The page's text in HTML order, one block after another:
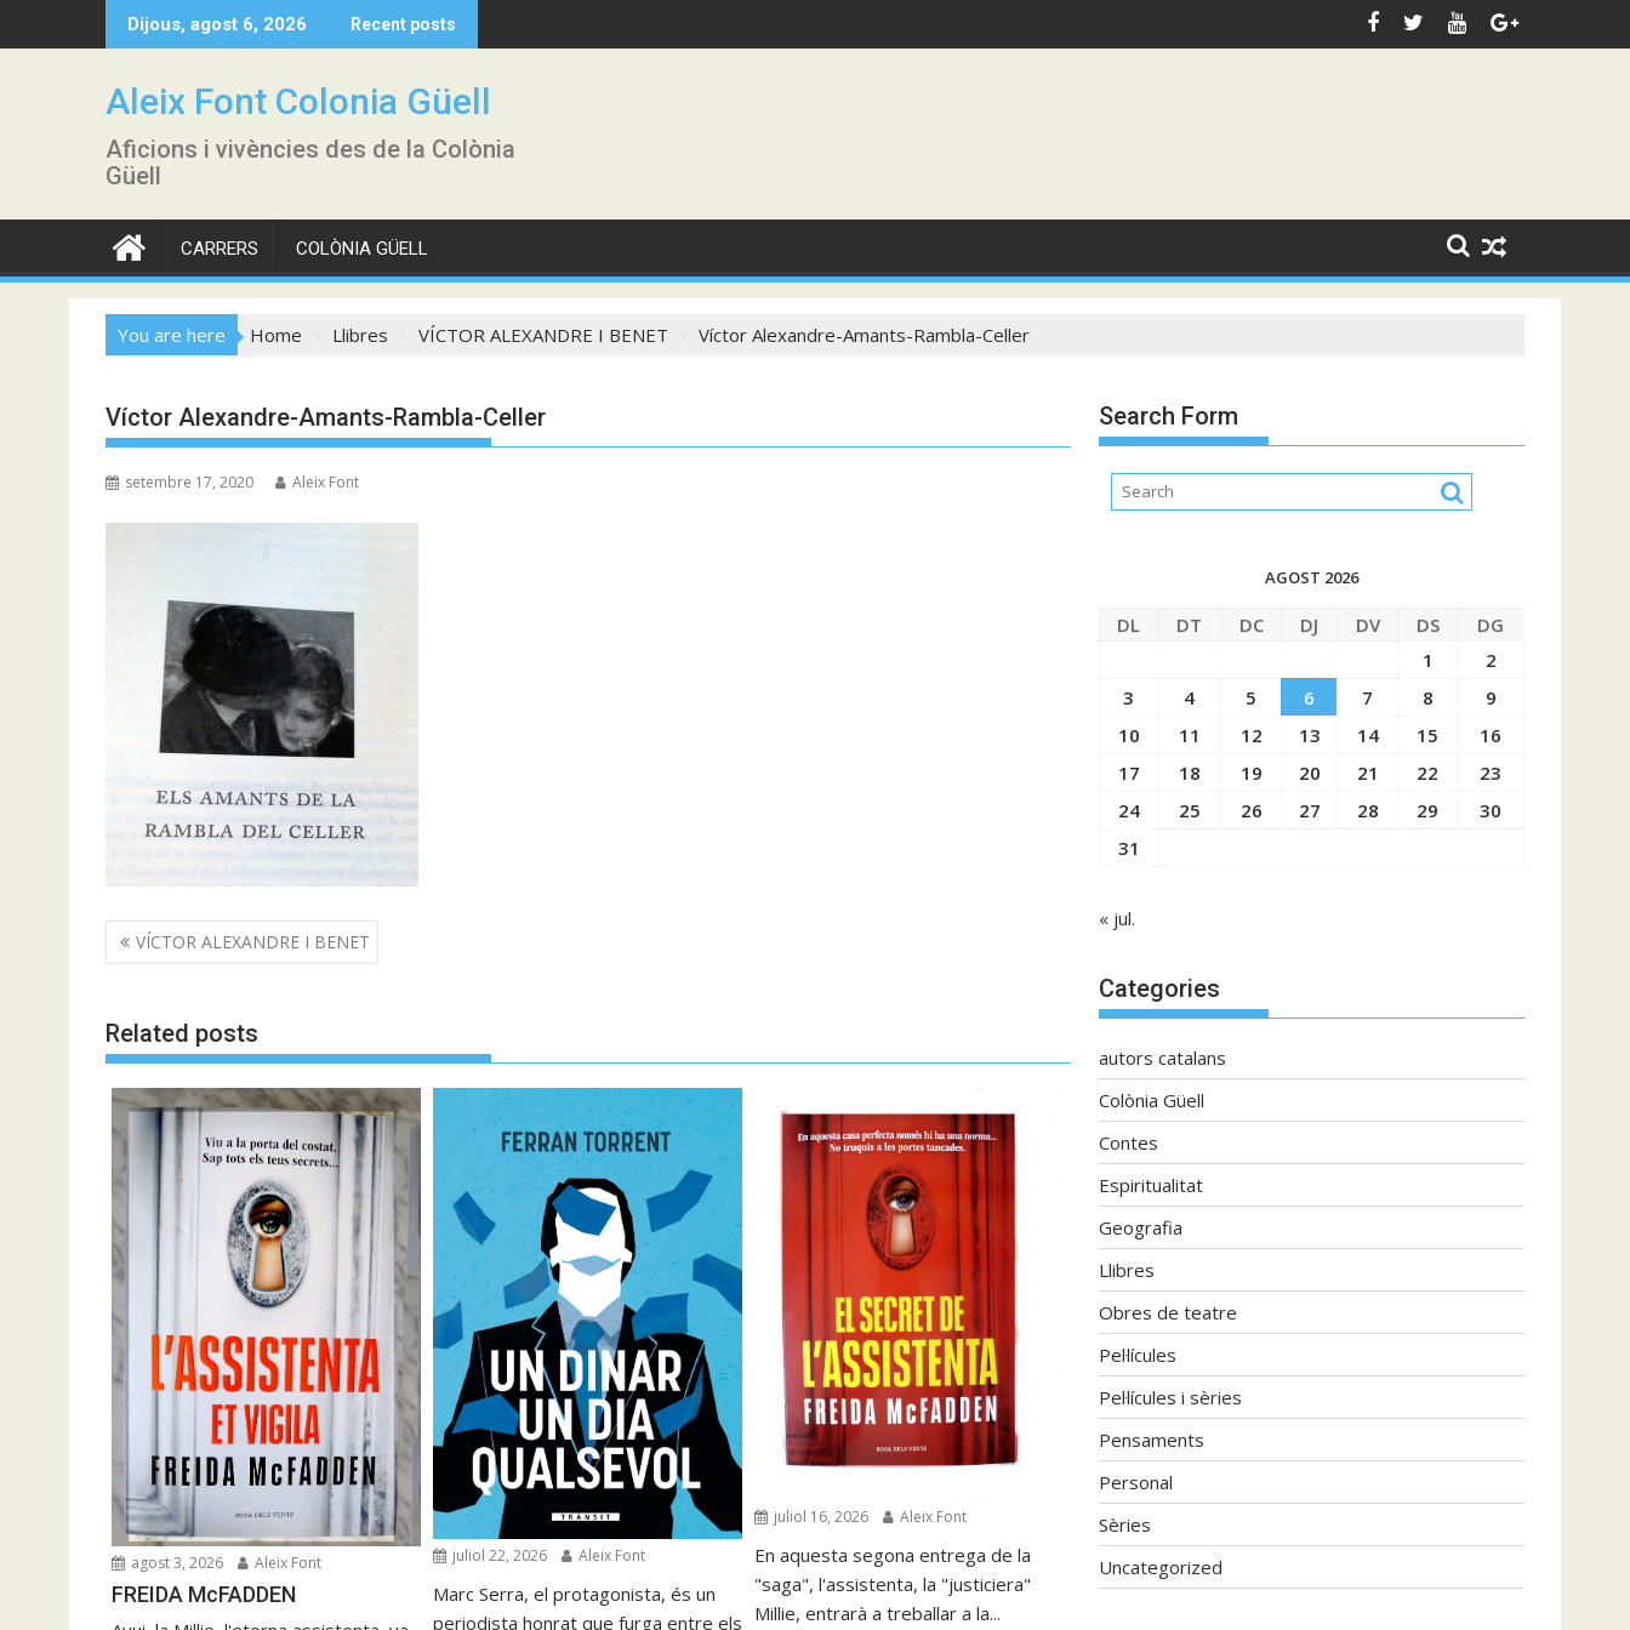
to
Dijous, agost 6, 2026 Recent posts
Aleix Font Colonia Güell
Aficions i vivències des de la Colònia
Güell
CARRERS COLÒNIA GÜELL
You are here Home Llibres VÍCTOR ALEXANDRE I BENET Víctor Alexandre-Amants-Rambla-Celler
Víctor Alexandre-Amants-Rambla-Celler
setembre 17, 2020 Aleix Font
Navegació
d'entrades
VÍCTOR ALEXANDRE I BENET
Related posts
agost 3, 2026 Aleix Font
FREIDA McFADDEN
juliol 22, 2026 Aleix Font
Marc Serra, el protagonista, és un
periodista honrat que furga entre els
juliol 16, 2026 Aleix Font
En aquesta segona entrega de la
"saga", l'assistenta, la "justiciera"
Millie, entrarà a treballar a la...
Search Form
AGOST 2026
DL DT DC DJ DV DS
DG
1
2
3
4 5 6 7 8
9
10
11 12 13 14 15
16
17
18 19 20 21 22
23
24
25 26 27 28 29
30
31
« jul.
Categories
autors catalans
Colònia Güell
Contes
Espiritualitat
Geografia
Llibres
Obres de teatre
Pel·lícules
Pel·lícules i sèries
Pensaments
Personal
Sèries
Uncategorized